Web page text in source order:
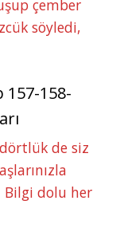
çember
söyledi,
157-158-
de siz
Bilgi dolu her